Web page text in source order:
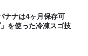
ナナは4ヶ月保存可
を使った冷凍スゴ技